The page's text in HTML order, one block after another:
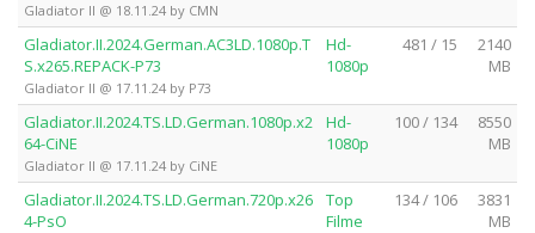
Gladiator II @ 18.11.24 by CMN
Gladiator.II.2024.German.AC3LD.1080p.T
S.x265.REPACK-P73
Gladiator II @ 17.11.24 by P73
Hd-
1080p
481 / 15
2140
MB
Gladiator.II.2024.TS.LD.German.1080p.x2
64-CiNE
Gladiator II @ 17.11.24 by CiNE
Hd-
1080p
100 / 134
8550
MB
Gladiator.II.2024.TS.LD.German.720p.x26
4-PsO
Top
Filme
134 / 106
3831
MB